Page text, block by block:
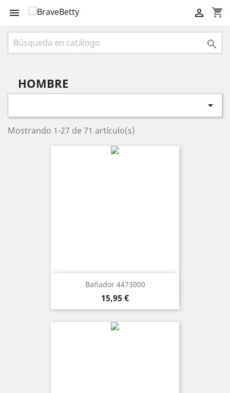
 shopping_cart


HOMBRE

Mostrando 1-27 de 71 artículo(s)
Bañador 4473000
Precio
15,95 €